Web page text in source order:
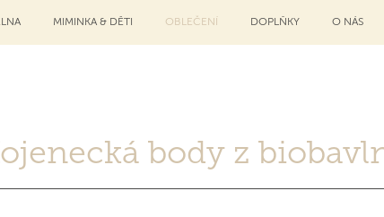
MIMINKA & DĚTI OBLEČENÍ DOPLŇKY O NÁS
body z